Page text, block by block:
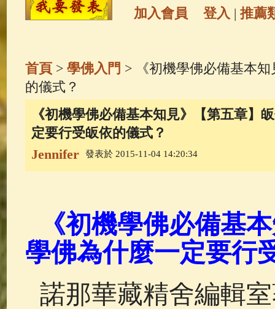
高僧故事 (142) 放生護生 (133)
一切如來心秘密全身舍利寶篋印
生活禪(70) 釋迦牟尼佛傳(69)
善財童子五十三參(57)
加入會員 登入 | 推薦
首頁> 學佛入門 > 《初機學佛必備基本
的儀式？
《初機學佛必備基本知見》【第五章】
定要行受皈依的儀式？
Jennifer
發表於 2015-11-04 14:20:34
《初機學佛必備基
學佛為什麼一定要行
諾那華藏精舍編輯